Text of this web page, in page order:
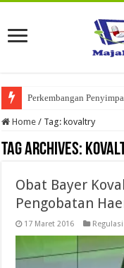
Perkembangan
Home / Tag: kovaltry
Tag Archives:
Obat Bayer
Pengobatan
17 Maret 2016 Regulasi